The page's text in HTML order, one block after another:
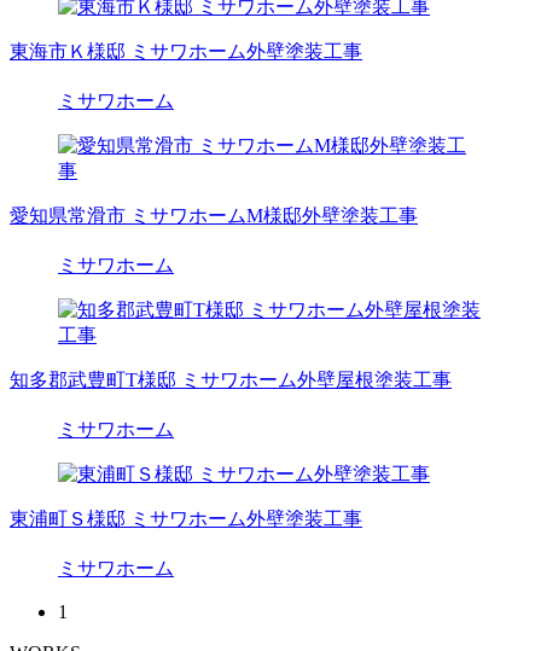
東海市Ｋ様邸 ミサワホーム外壁塗装工事
ミサワホーム
愛知県常滑市 ミサワホームM様邸外壁塗装工事
ミサワホーム
知多郡武豊町T様邸 ミサワホーム外壁屋根塗装工事
ミサワホーム
東浦町Ｓ様邸 ミサワホーム外壁塗装工事
ミサワホーム
1